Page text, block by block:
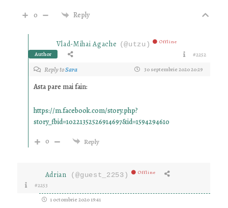
0 Reply
Vlad-Mihai Agache (@utzu) Offline
Author #2252
Reply toSara 30 septembrie 2020 20:29
Asta pare mai fain:
https://m.facebook.com/story.php?
story_fbid=10221352526914697&id=1594294610
0
Reply
Adrian (@guest_2253) Offline
#2253
1 octombrie 2020 19:41